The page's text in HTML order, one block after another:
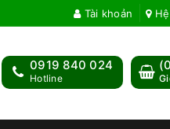
Tài khoản Hệ
(0
0919 840 024
Hotline